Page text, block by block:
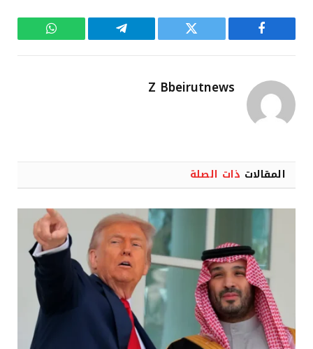
فيسبوك تويتر تيلقرام واتساب
Z Bbeirutnews
المقالات ذات الصلة